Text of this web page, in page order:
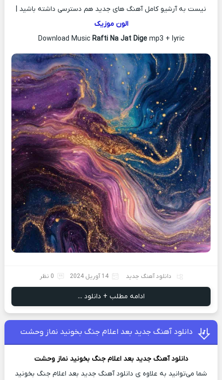
نیست به آرشیو کامل آهنگ های جدید هم دسترسی داشته باشید |
الون موزیک
Download Music Rafti Na Jat Dige mp3 + lyric
دانلود آهنگ جدید 14 آوریل 2024 0 نظر
ادامه مطلب + دانلود ...
دانلود آهنگ جدید بعد اعلام جنگ بخونید نماز وحشت
دانلود آهنگ جدید بعد اعلام جنگ بخونید نماز وحشت
شما می‌توانید به علاوه ی دانلود آهنگ جدید بعد اعلام جنگ بخونید